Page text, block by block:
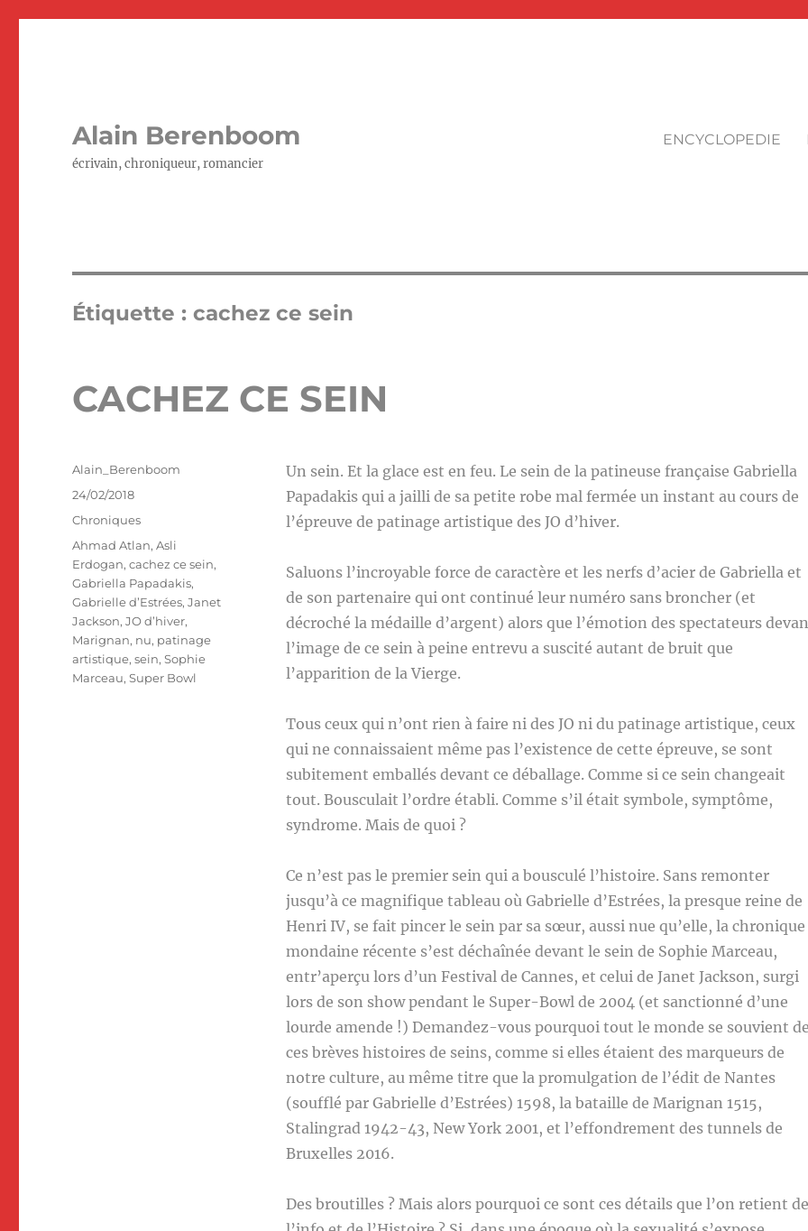
Alain Berenboom
écrivain, chroniqueur, romancier
ENCYCLOPEDIE
Étiquette :cachez ce sein
CACHEZ CE SEIN
Un sein. Et la glace est en feu. Le sein de la patineuse française Gabriella
Papadakis qui a jailli de sa petite robe mal fermée un instant au cours de
l’épreuve de patinage artistique des JO d’hiver.
Saluons l’incroyable force de caractère et les nerfs d’acier de Gabriella et
de son partenaire qui ont continué leur numéro sans broncher (et
décroché la médaille d’argent) alors que l’émotion des spectateurs
l’image de ce sein à peine entrevu a suscité autant de bruit que
l’apparition de la Vierge.
Tous ceux qui n’ont rien à faire ni des JO ni du patinage artistique, ceux
qui ne connaissaient même pas l’existence de cette épreuve, se sont
subitement emballés devant ce déballage. Comme si ce sein changeait
tout. Bousculait l’ordre établi. Comme s’il était symbole, symptôme,
syndrome. Mais de quoi ?
Ce n’est pas le premier sein qui a bousculé l’histoire. Sans remonter
jusqu’à ce magnifique tableau où Gabrielle d’Estrées, la presque reine de
Henri IV, se fait pincer le sein par sa sœur, aussi nue qu’elle, la chronique
mondaine récente s’est déchaînée devant le sein de Sophie Marceau,
entr’aperçu lors d’un Festival de Cannes, et celui de Janet Jackson, surgi
lors de son show pendant le Super-Bowl de 2004 (et sanctionné d’une
lourde amende !) Demandez-vous pourquoi tout le monde se souvient
ces brèves histoires de seins, comme si elles étaient des marqueurs de
notre culture, au même titre que la promulgation de l’édit de Nantes
(soufflé par Gabrielle d’Estrées) 1598, la bataille de Marignan 1515,
Stalingrad 1942-43, New York 2001, et l’effondrement des tunnels de
Bruxelles 2016.
Des broutilles ? Mais alors pourquoi ce sont ces détails que l’on retient de
Auteur
Alain_Berenboom
Publié
le
24/02/2018
Catégories
Chroniques
Étiquettes
Ahmad Atlan,Asli
Erdogan,cachez ce sein,
Gabriella Papadakis,
Gabrielle d’Estrées,Janet
Jackson,JO d’hiver,
Marignan, nu, patinage
artistique,sein,Sophie
Marceau,Super Bowl